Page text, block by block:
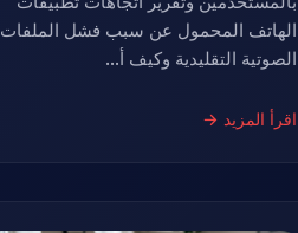
الهاتف المحمول عن سبب فشل الملفات
الصوتية التقليدية وكيف أ...
اقرأ المزيد →